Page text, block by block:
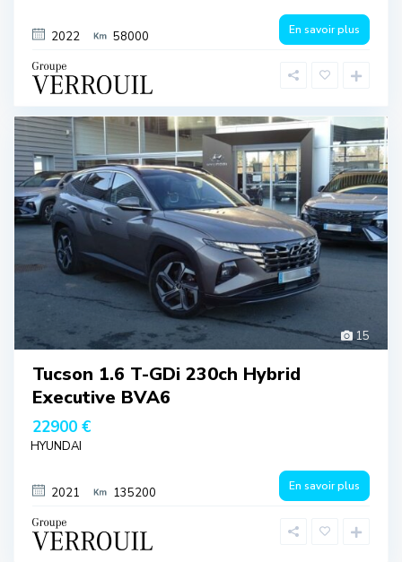
2022 58000 En savoir plus
15
Tucson 1.6 T-GDi 230ch Hybrid
Executive BVA6
22900 €
HYUNDAI
2021 135200 En savoir plus